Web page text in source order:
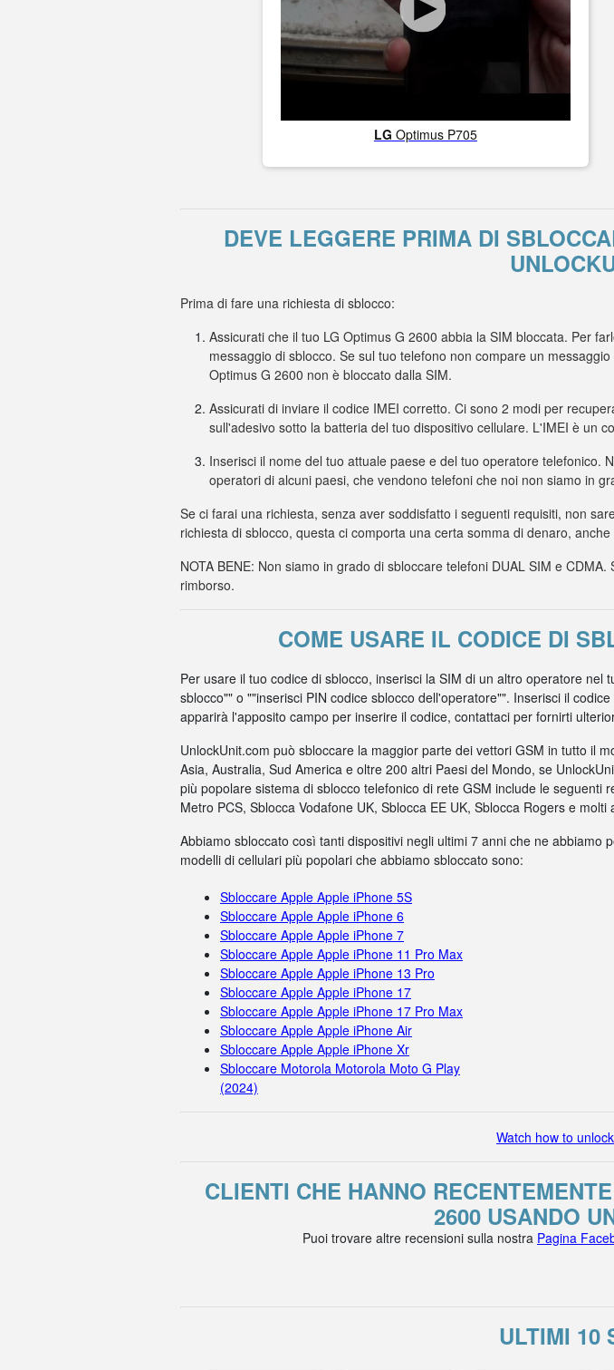
LG Optimus P705
DEVE LEGGERE PRIMA DI
Prima di fare una richiesta di sblocco:
Assicurati che il tuo LG Optimus G 2600 abbia la SIM bloccata. Per
messaggio di sblocco. Se sul tuo telefono non compare un
Optimus G 2600 non è bloccato dalla SIM.
Assicurati di inviare il codice IMEI corretto. Ci sono 2 modi per
sull'adesivo sotto la batteria del tuo dispositivo cellulare. L'IMEI è un
Inserisci il nome del tuo attuale paese e del tuo operatore telefonico.
operatori di alcuni paesi, che vendono telefoni che noi non siamo in
Se ci farai una richiesta, senza aver soddisfatto i seguenti requisiti, non
richiesta di sblocco, questa ci comporta una certa somma di denaro,
NOTA BENE: Non siamo in grado di sbloccare telefoni DUAL SIM e
rimborso.
COME USARE IL CODICE DI
Per usare il tuo codice di sblocco, inserisci la SIM di un altro operatore
sblocco"" o ""inserisci PIN codice sblocco dell'operatore"". Inserisci il
apparirà l'apposito campo per inserire il codice, contattaci per fornirti
UnlockUnit.com può sbloccare la maggior parte dei vettori GSM in tutto il
Asia, Australia, Sud America e oltre 200 altri Paesi del Mondo, se
più popolare sistema di sblocco telefonico di rete GSM include le seguenti
Metro PCS, Sblocca Vodafone UK, Sblocca EE UK, Sblocca Rogers e molti
Abbiamo sbloccato così tanti dispositivi negli ultimi 7 anni che ne
modelli di cellulari più popolari che abbiamo sbloccato sono:
Sbloccare Apple Apple iPhone 5S
Sbloccare Apple Apple iPhone 6
Sbloccare Apple Apple iPhone 7
Sbloccare Apple Apple iPhone 11 Pro Max
Sbloccare Apple Apple iPhone 13 Pro
Sbloccare Apple Apple iPhone 17
Sbloccare Apple Apple iPhone 17 Pro Max
Sbloccare Apple Apple iPhone Air
Sbloccare Apple Apple iPhone Xr
Sbloccare Motorola Motorola Moto G Play
(2024)
Watch how to
CLIENTI CHE HANNO
2600 USANDO
Puoi trovare altre recensioni sulla nostra Pagina
ULTIMI 10